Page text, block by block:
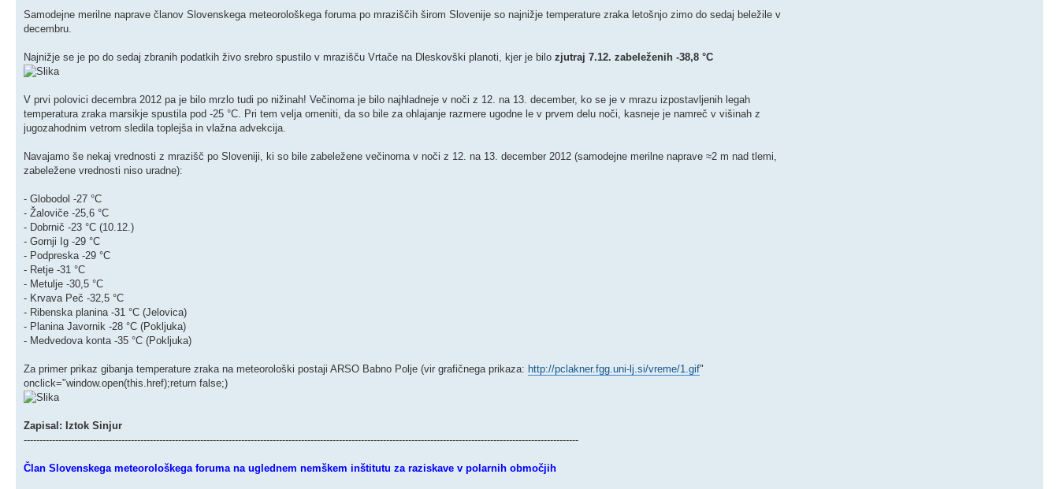
Samodejne merilne naprave članov Slovenskega meteorološkega foruma po mraziščih širom Slovenije so najnižje temperature zraka letošnjo zimo do sedaj beležile v
decembru.
Najnižje se je po do sedaj zbranih podatkih živo srebro spustilo v mrazišču Vrtače na Dleskovški planoti, kjer je bilo zjutraj 7.12. zabeleženih -38,8 °C
V prvi polovici decembra 2012 pa je bilo mrzlo tudi po nižinah! Večinoma je bilo najhladneje v noči z 12. na 13. december, ko se je v mrazu izpostavljenih legah
temperatura zraka marsikje spustila pod -25 °C. Pri tem velja omeniti, da so bile za ohlajanje razmere ugodne le v prvem delu noči, kasneje je namreč v višinah z
jugozahodnim vetrom sledila toplejša in vlažna advekcija.
Navajamo še nekaj vrednosti z mrazišč po Sloveniji, ki so bile zabeležene večinoma v noči z 12. na 13. december 2012 (samodejne merilne naprave ≈2 m nad tlemi,
zabeležene vrednosti niso uradne):
- Globodol -27 °C
- Žaloviče -25,6 °C
- Dobrnič -23 °C (10.12.)
- Gornji Ig -29 °C
- Podpreska -29 °C
- Retje -31 °C
- Metulje -30,5 °C
- Krvava Peč -32,5 °C
- Ribenska planina -31 °C (Jelovica)
- Planina Javornik -28 °C (Pokljuka)
- Medvedova konta -35 °C (Pokljuka)
Za primer prikaz gibanja temperature zraka na meteorološki postaji ARSO Babno Polje (vir grafičnega prikaza: http://pclakner.fgg.uni-lj.si/vreme/1.gif"
onclick="window.open(this.href);return false;)
Zapisal: Iztok Sinjur
--------------------------------------------------------------------------------------------------------------------------------------------------------------------------------
Član Slovenskega meteorološkega foruma na uglednem nemškem inštitutu za raziskave v polarnih območjih